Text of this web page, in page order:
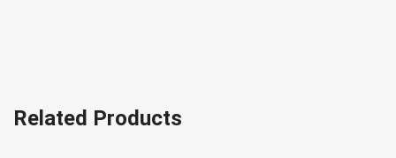
Related Products